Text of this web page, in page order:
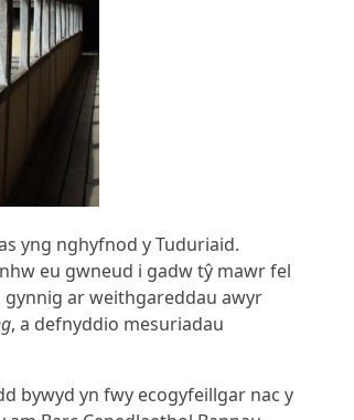
yng nghyfnod y Tuduriaid.
eu gwneud i gadw tŷ mawr fel
gynnig ar weithgareddau awyr
, a defnyddio mesuriadau
bywyd yn fwy ecogyfeillgar nac y